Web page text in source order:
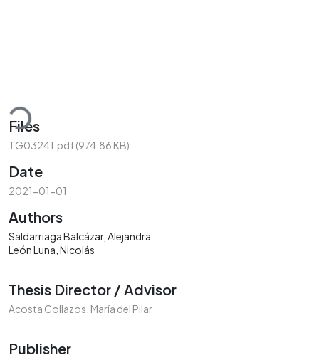
Files
TG03241.pdf(974.86 KB)
Date
2021-01-01
Authors
Saldarriaga Balcázar, Alejandra
León Luna, Nicolás
Thesis Director / Advisor
Acosta Collazos, María del Pilar
Publisher